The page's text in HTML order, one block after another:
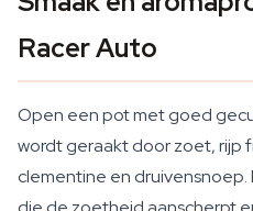
Racer Auto
Open een pot met goed
wordt geraakt door zoet, rijp
clementine en